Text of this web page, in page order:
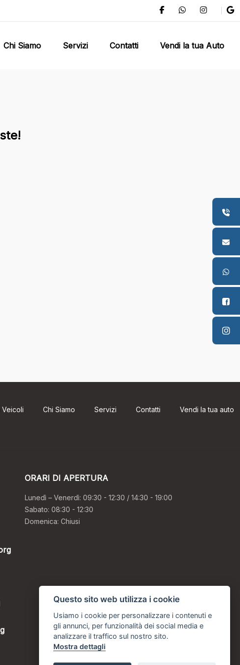
Questo sito web utilizza i cookie
Usiamo i cookie per personalizzare i contenuti e
gli annunci, per funzionalità dei social media e
analizzare il traffico sul nostro sito.
Mostra dettagli
Chi Siamo Servizi Contatti Vendi la tua Auto
Veicoli Chi Siamo Servizi Contatti Vendi la tua auto
ORARI DI APERTURA
Lunedì – Venerdì: 09:30 - 12:30 / 14:30 - 19:00
Sabato: 08:30 - 12:30
Domenica: Chiusi